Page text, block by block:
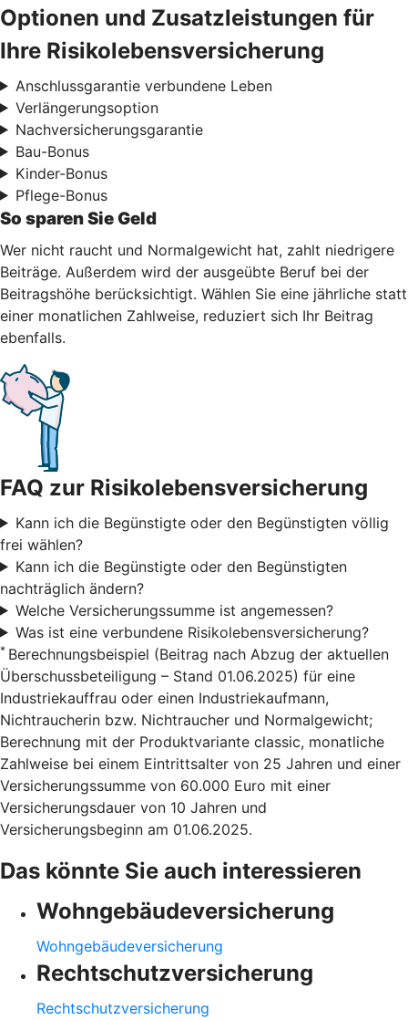
Optionen und Zusatzleistungen für
Ihre Risikolebensversicherung
Anschlussgarantie verbundene Leben
Verlängerungsoption
Nachversicherungsgarantie
Bau-Bonus
Kinder-Bonus
Pflege-Bonus
So sparen Sie Geld
Wer nicht raucht und Normalgewicht hat, zahlt niedrigere
Beiträge. Außerdem wird der ausgeübte Beruf bei der
Beitragshöhe berücksichtigt. Wählen Sie eine jährliche statt
einer monatlichen Zahlweise, reduziert sich Ihr Beitrag
ebenfalls.
FAQ zur Risikolebensversicherung
Kann ich die Begünstigte oder den Begünstigten völlig
frei wählen?
Kann ich die Begünstigte oder den Begünstigten
nachträglich ändern?
Welche Versicherungssumme ist angemessen?
Was ist eine verbundene Risikolebensversicherung?
* Berechnungsbeispiel (Beitrag nach Abzug der aktuellen
Überschussbeteiligung – Stand 01.06.2025) für eine
Industriekauffrau oder einen Industriekaufmann,
Nichtraucherin bzw. Nichtraucher und Normalgewicht;
Berechnung mit der Produktvariante classic, monatliche
Zahlweise bei einem Eintrittsalter von 25 Jahren und einer
Versicherungssumme von 60.000 Euro mit einer
Versicherungsdauer von 10 Jahren und
Versicherungsbeginn am 01.06.2025.
Das könnte Sie auch interessieren
Wohngebäudeversicherung
Wohngebäudeversicherung
Rechtschutzversicherung
Rechtschutzversicherung